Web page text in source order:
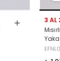
3 AL